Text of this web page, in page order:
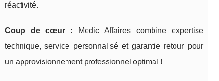
réactivité.
Coup de cœur : Medic Affaires combine expertise
technique, service personnalisé et garantie retour pour
un approvisionnement professionnel optimal !